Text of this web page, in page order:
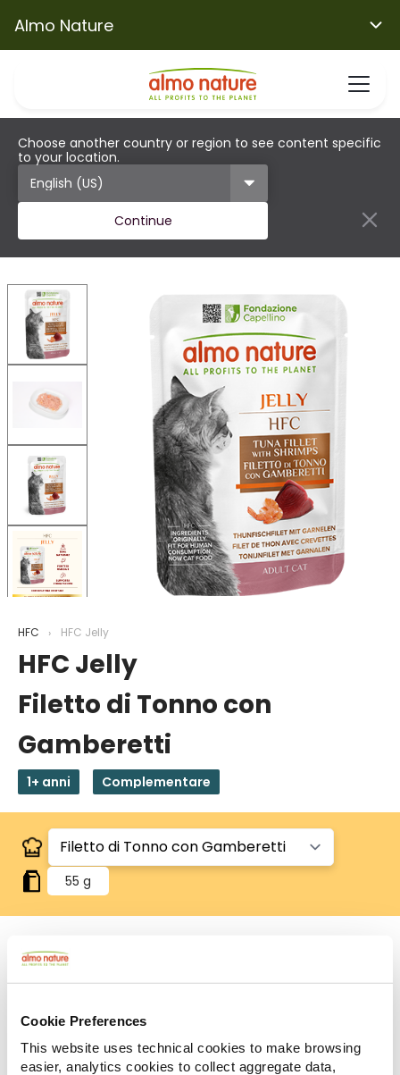
Cookie Preferences
This website uses technical cookies to make browsing
easier, analytics cookies to collect aggregate data,
Almo Nature
Choose another country or region to see content specific
to your location.
Continue
HFC HFC Jelly
HFC Jelly
Filetto di Tonno con
Gamberetti
1+ anni Complementare
55 g
Human Grade
e ora utilizzati in questi alimenti per cani o gatti.
Gluten Free
Ricette no-gluten.